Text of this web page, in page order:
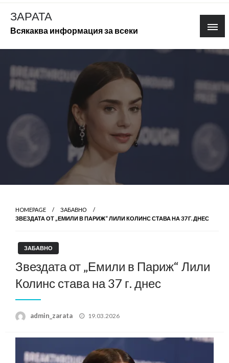
Skip
content
ЗАРАТА
Всякаква информация за всеки
HOMEPAGE
ЗАБАВНО
ЗВЕЗДАТА ОТ „ЕМИЛИ В ПАРИЖ“ ЛИЛИ КОЛИНС СТАВА НА 37 Г. ДНЕС
ЗАБАВНО
Звездата от „Емили в Париж“ Лили
Колинс става на 37 г. днес
admin_zarata
Posted
19.03.2026